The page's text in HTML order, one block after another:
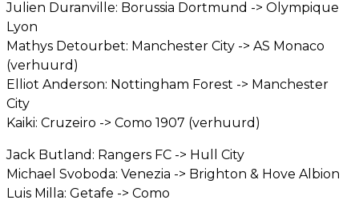
Julien Duranville: Borussia Dortmund -> Olympique
Lyon
Mathys Detourbet: Manchester City -> AS Monaco
(verhuurd)
Elliot Anderson: Nottingham Forest -> Manchester
City
Kaiki: Cruzeiro -> Como 1907 (verhuurd)
Jack Butland: Rangers FC -> Hull City
Michael Svoboda: Venezia -> Brighton & Hove Albion
Luis Milla: Getafe -> Como